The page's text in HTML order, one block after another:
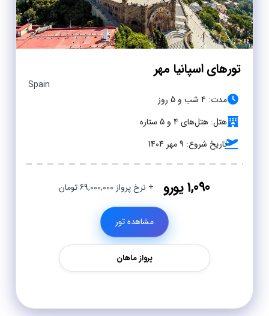
1,090 یورو + نرخ پرواز 69,000,000 تومان
مشاهده تور
پرواز ماهان
تورهای اسپانیا مهر
Spain
مدت: 4 شب و 5 روز
هتل: هتل‌های 4 و 5 ستاره
تاریخ شروع: 9 مهر 1404